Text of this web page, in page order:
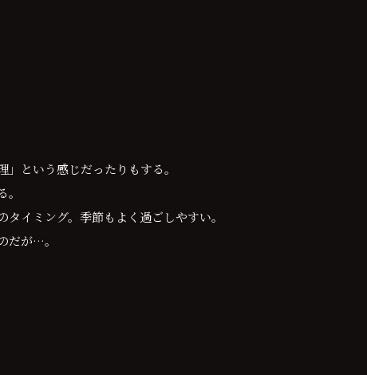
という感じだったりもする。
イミング。季節もよく過ごしやすい。
だが…。